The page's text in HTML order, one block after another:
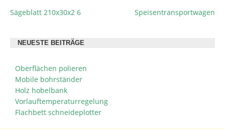
BEITRAGSNAVIGATION
Sägeblatt 210x30x2 6 Speisentransportwagen
NEUESTE BEITRÄGE
Oberflächen polieren
Mobile bohrständer
Holz hobelbank
Vorlauftemperaturregelung
Flachbett schneideplotter